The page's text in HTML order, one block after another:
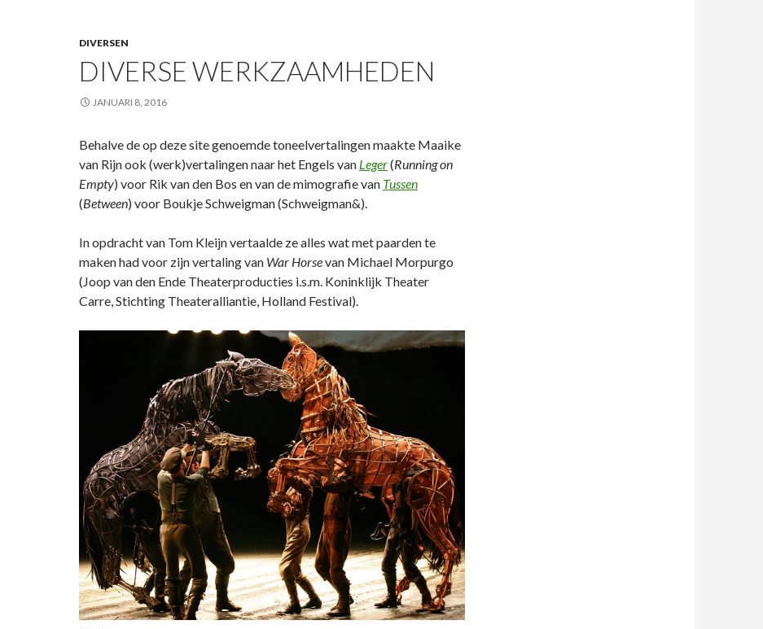
DIVERSEN
DIVERSE WERKZAAMHEDEN
JANUARI 8, 2016
Behalve de op deze site genoemde toneelvertalingen maakte Maaike
van Rijn ook (werk)vertalingen naar het Engels van Leger(Running on
Empty) voor Rik van den Bos en van de mimografie van Tussen
(Between) voor Boukje Schweigman (Schweigman&).
In opdracht van Tom Kleijn vertaalde ze alles wat met paarden te
maken had voor zijn vertaling van War Horsevan Michael Morpurgo
(Joop van den Ende Theaterproducties i.s.m. Koninklijk Theater
Carre, Stichting Theateralliantie, Holland Festival).